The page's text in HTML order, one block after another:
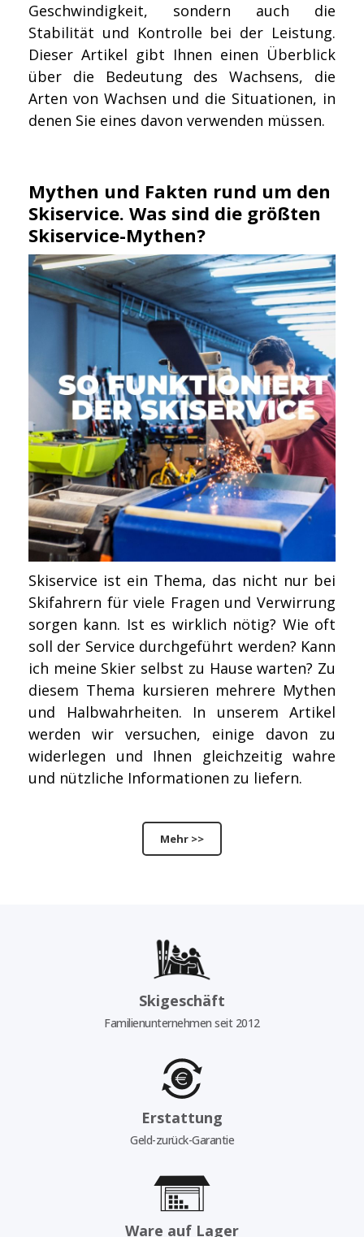
Geschwindigkeit, sondern auch die
Stabilität und Kontrolle bei der Leistung.
Dieser Artikel gibt Ihnen einen Überblick
über die Bedeutung des Wachsens, die
Arten von Wachsen und die Situationen, in
denen Sie eines davon verwenden müssen.
Mythen und Fakten rund um den
Skiservice. Was sind die größten
Skiservice-Mythen?
Skiservice ist ein Thema, das nicht nur bei
Skifahrern für viele Fragen und Verwirrung
sorgen kann. Ist es wirklich nötig? Wie oft
soll der Service durchgeführt werden? Kann
ich meine Skier selbst zu Hause warten? Zu
diesem Thema kursieren mehrere Mythen
und Halbwahrheiten. In unserem Artikel
werden wir versuchen, einige davon zu
widerlegen und Ihnen gleichzeitig wahre
und nützliche Informationen zu liefern.
Mehr >>
Skigeschäft
Familienunternehmen seit 2012
Erstattung
Geld-zurück-Garantie
Ware auf Lager